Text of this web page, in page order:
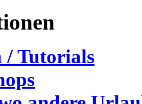
/ Tutorials